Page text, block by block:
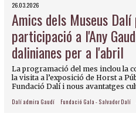
26.03.2026
Amics dels Museus
participació a l'Any
dalinianes per a l'abril
La programació del mes inclou la
la visita a l’exposició de Horst a
Fundació Dalí i nous avantatges
Dalí admira Gaudí Fundació Gala - Salvador Dalí